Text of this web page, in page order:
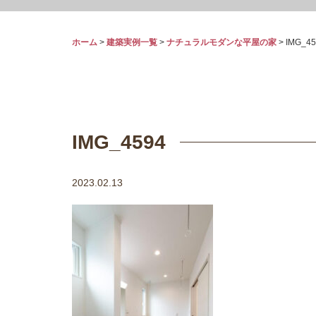
ホーム > 建築実例一覧 > ナチュラルモダンな平屋の家 >
IMG_4594
2023.02.13